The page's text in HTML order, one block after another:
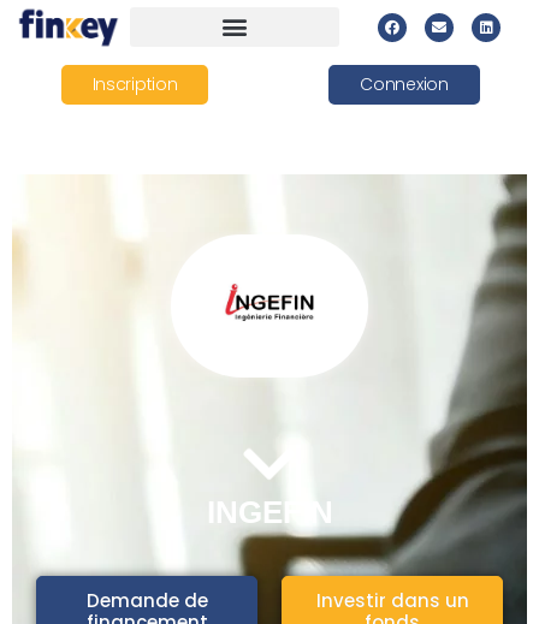
Inscription Connexion
INGEFIN
Demande de
Investir dans un